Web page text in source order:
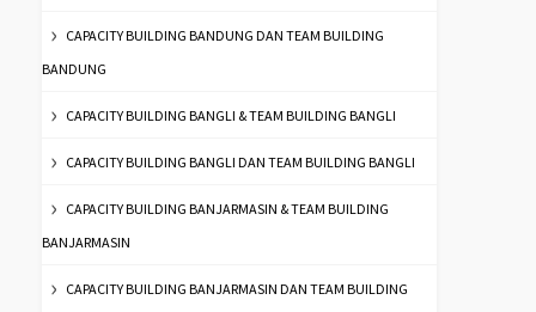
CAPACITY BUILDING BANDUNG DAN TEAM BUILDING
BANDUNG
CAPACITY BUILDING BANGLI & TEAM BUILDING BANGLI
CAPACITY BUILDING BANGLI DAN TEAM BUILDING BANGLI
CAPACITY BUILDING BANJARMASIN & TEAM BUILDING
BANJARMASIN
CAPACITY BUILDING BANJARMASIN DAN TEAM BUILDING